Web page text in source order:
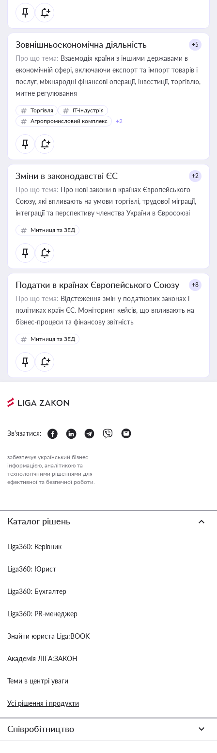
Зовнішньоекономічна діяльність +5
Про що тема: Взаємодія країни з іншими державами в
економічній сфері, включаючи експорт та імпорт товарів і
послуг, міжнародні фінансові операції, інвестиції, торгівлю,
митне регулювання
Торгівля
IT-індустрія
Агропромисловий комплекс
+2
Зміни в законодавстві ЄС +2
Про що тема: Про нові закони в країнах Європейського
Союзу, які впливають на умови торгівлі, трудової міграції,
інтеграції та перспективу членства України в Євросоюзі
Митниця та ЗЕД
Податки в країнах Європейського Союзу +8
Про що тема: Відстеження змін у податкових законах і
політиках країн ЄС. Моніторинг кейсів, що впливають на
бізнес-процеси та фінансову звітність
Митниця та ЗЕД
Зв'язатися:
забезпечує український бізнес
інформацією, аналітикою та
технологічними рішеннями для
ефективної та безпечної роботи.
Каталог рішень
Liga360: Керівник
Liga360: Юрист
Liga360: Бухгалтер
Liga360: PR-менеджер
Знайти юриста Liga:BOOK
Академія ЛІГА:ЗАКОН
Теми в центрі уваги
Усі рішення і продукти
Співробітництво